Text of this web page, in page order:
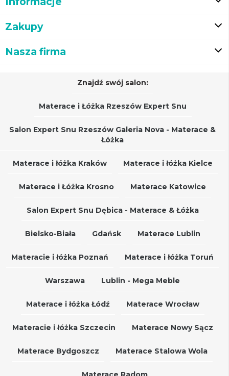
Zakupy
Nasza firma
Znajdź swój salon:
Materace i Łóżka Rzeszów Expert Snu
Salon Expert Snu Rzeszów Galeria Nova - Materace &
Łóżka
Materace i łóżka Kraków Materace i łóżka Kielce
Materace i Łóżka Krosno Materace Katowice
Salon Expert Snu Dębica - Materace & Łóżka
Bielsko-Biała Gdańsk Materace Lublin
Materacie i łóżka Poznań Materace i łóżka Toruń
Warszawa Lublin - Mega Meble
Materace i łóżka Łódź Materace Wrocław
Materacie i łóżka Szczecin Materace Nowy Sącz
Materace Bydgoszcz Materace Stalowa Wola